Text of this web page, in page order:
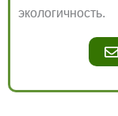
экологичность.